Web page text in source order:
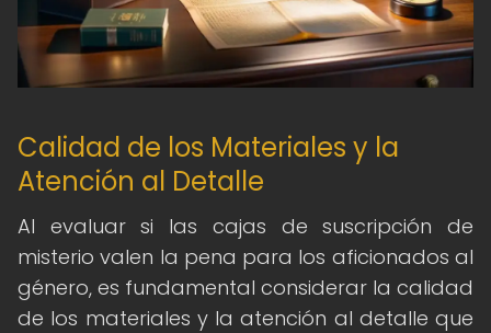
Calidad de los Materiales y la
Atención al Detalle
Al evaluar si las cajas de suscripción de
misterio valen la pena para los aficionados al
género, es fundamental considerar la calidad
de los materiales y la atención al detalle que